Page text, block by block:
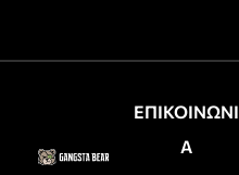
ΕΠΙΚΟΙΝΩΝΙ
Α